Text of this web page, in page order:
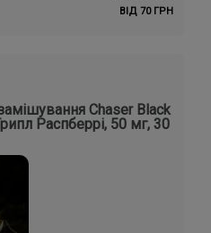
ВІД 70 ГРН
Chaser Black
Распберрі, 50 мг, 30